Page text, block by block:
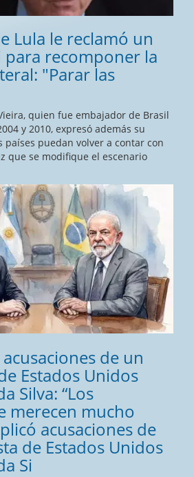
Lula le reclamó un
para recomponer la
"Parar las
quien fue embajador de Brasil
y 2010, expresó además su
países puedan volver a contar con
que se modifique el escenario
de un
Estados Unidos
Silva: “Los
merecen mucho
acusaciones de
de Estados Unidos
Si